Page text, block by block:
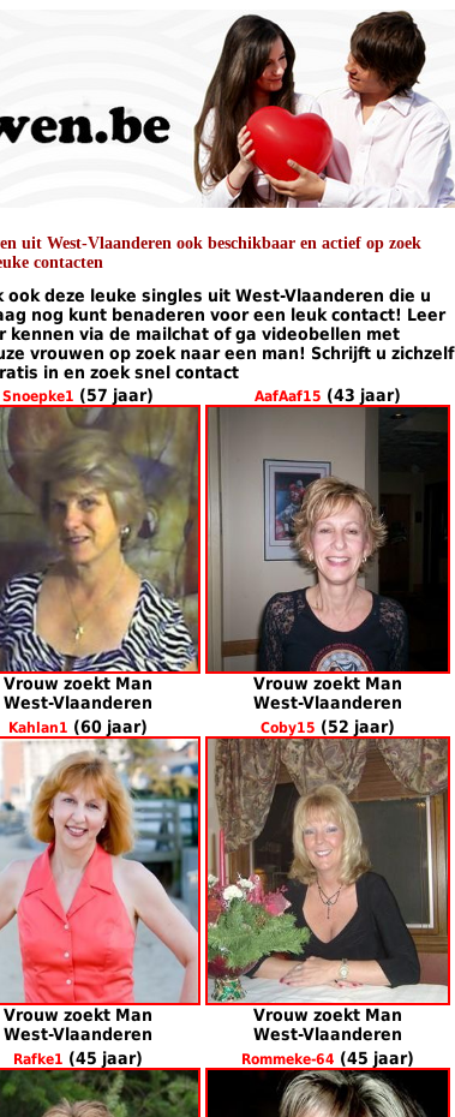
uit West-Vlaanderen ook beschikbaar en actief op zoek
contacten
ook deze leuke singles uit West-Vlaanderen die u
nog kunt benaderen voor een leuk contact! Leer
kennen via de mailchat of ga videobellen met
vrouwen op zoek naar een man! Schrijft u zichzelf
in en zoek snel contact
Snoepke1 (57 jaar)
Vrouw zoekt Man
West-Vlaanderen
AafAaf15 (43 jaar)
Vrouw zoekt Man
West-Vlaanderen
Kahlan1 (60 jaar)
Vrouw zoekt Man
West-Vlaanderen
Coby15 (52 jaar)
Vrouw zoekt Man
West-Vlaanderen
Rafke1 (45 jaar) Rommeke-64 (45 jaar)